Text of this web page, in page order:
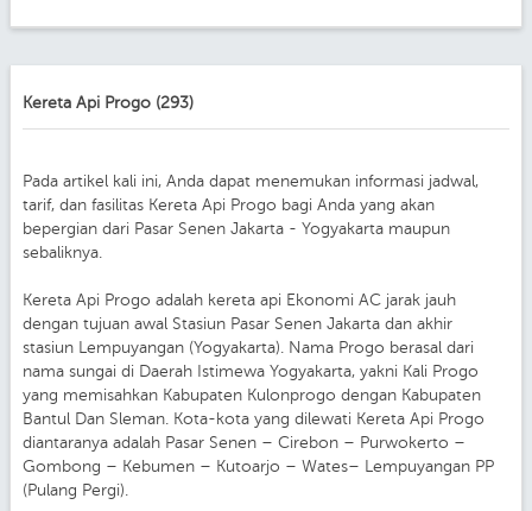
Kereta Api Progo (293)
Pada artikel kali ini, Anda dapat menemukan informasi jadwal,
tarif, dan fasilitas Kereta Api Progo bagi Anda yang akan
bepergian dari Pasar Senen Jakarta - Yogyakarta maupun
sebaliknya.
Kereta Api Progo adalah kereta api Ekonomi AC jarak jauh
dengan tujuan awal Stasiun Pasar Senen Jakarta dan akhir
stasiun Lempuyangan (Yogyakarta). Nama Progo berasal dari
nama sungai di Daerah Istimewa Yogyakarta, yakni Kali Progo
yang memisahkan Kabupaten Kulonprogo dengan Kabupaten
Bantul Dan Sleman. Kota-kota yang dilewati Kereta Api Progo
diantaranya adalah Pasar Senen – Cirebon – Purwokerto –
Gombong – Kebumen – Kutoarjo – Wates– Lempuyangan PP
(Pulang Pergi).